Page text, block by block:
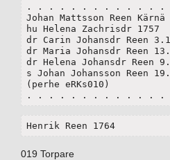
. . . . . . . . . . . . .
Johan Mattsson Reen
hu Helena Zachrisdr 1757
dr Carin Johansdr Reen
dr Maria Johansdr Reen
dr Helena Johansdr Reen
s Johan Johansson Reen
(perhe eRKs010)
. . . . . . . . . . . . .
Henrik Reen 1764
019 Torpare